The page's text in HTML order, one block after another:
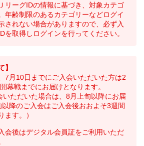
リーグIDの情報に基づき、対象カテゴ
年齢制限のあるカテゴリーなどログイ
されない場合がありますので、必ず入
を取得しログインを行ってください。
】
7月10日までにご入会いただいた方は2
幕戦までにお届けとなります。
ただいた場合は、8月上旬以降にお届
降のご入会はご入会後おおよそ3週間
ます。）
会後はデジタル会員証をご利用いただ